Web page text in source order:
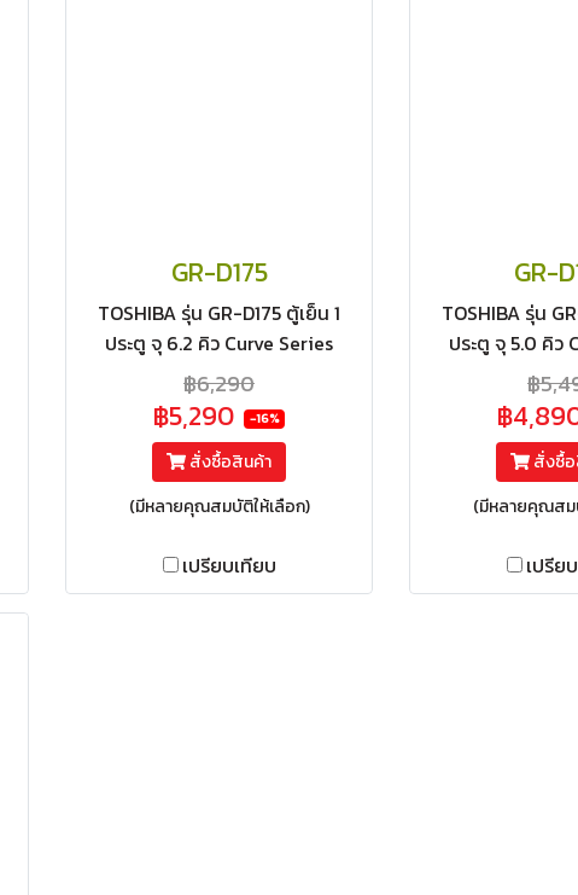
GR-D175
TOSHIBA รุ่น GR-D175 ตู้เย็น 1
ประตู จุ 6.2 คิว Curve Series
฿6,290
฿5,290 -16%
สั่งซื้อสินค้า
(มีหลายคุณสมบัติให้เลือก)
เปรียบเทียบ
GR-
TOSHIBA รุ่น
ประตู จุ 5.0 คิว
฿
฿
สั่งซื้
(มีหลายคุณสม
เปรีย